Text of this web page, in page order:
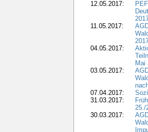
12.05.2017:
11.05.2017:
04.05.2017:
Mai
03.05.2017:
07.04.2017:
31.03.2017:
25./
30.03.2017: